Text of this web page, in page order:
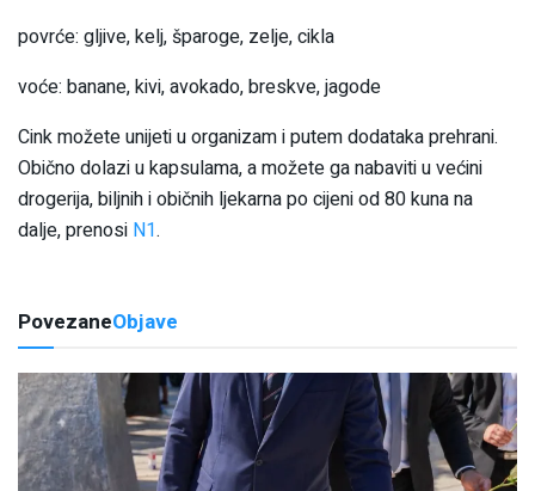
povrće: gljive, kelj, šparoge, zelje, cikla
voće: banane, kivi, avokado, breskve, jagode
Cink možete unijeti u organizam i putem dodataka prehrani.
Obično dolazi u kapsulama, a možete ga nabaviti u većini
drogerija, biljnih i običnih ljekarna po cijeni od 80 kuna na
dalje, prenosi N1.
PovezaneObjave